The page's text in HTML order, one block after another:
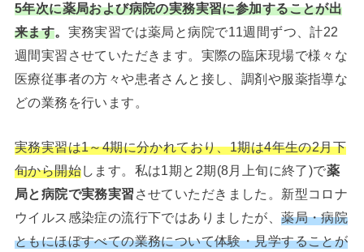
5年次に薬局および病院の実務実習に参加することが出
来ます。 実務実習では薬局と病院で11週間ずつ、計22
週間実習させていただきます。実際の臨床現場で様々な
医療従事者の方々や患者さんと接し、調剤や服薬指導な
どの業務を行います。
実務実習は1～4期に分かれており、1期は4年生の2月下
旬から開始します。私は1期と2期(8月上旬に終了)で薬
局と病院で実務実習 させていただきました。新型コロナ
ウイルス感染症の流行下ではありましたが、薬局・病院
ともにほぼすべての業務について体験・見学することが